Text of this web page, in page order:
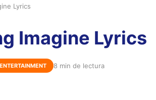
Lyrics
Imagine Lyrics
ENTERTAINMENT 8 min de lectura